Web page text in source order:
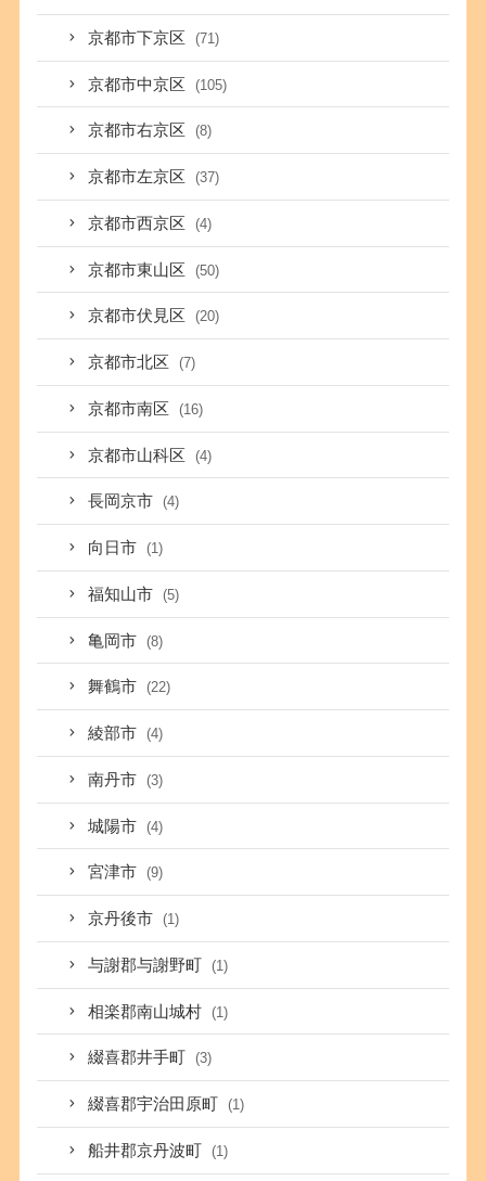
京都市下京区 (71)
京都市中京区 (105)
京都市右京区 (8)
京都市左京区 (37)
京都市西京区 (4)
京都市東山区 (50)
京都市伏見区 (20)
京都市北区 (7)
京都市南区 (16)
京都市山科区 (4)
長岡京市 (4)
向日市 (1)
福知山市 (5)
亀岡市 (8)
舞鶴市 (22)
綾部市 (4)
南丹市 (3)
城陽市 (4)
宮津市 (9)
京丹後市 (1)
与謝郡与謝野町 (1)
相楽郡南山城村 (1)
綴喜郡井手町 (3)
綴喜郡宇治田原町 (1)
船井郡京丹波町 (1)